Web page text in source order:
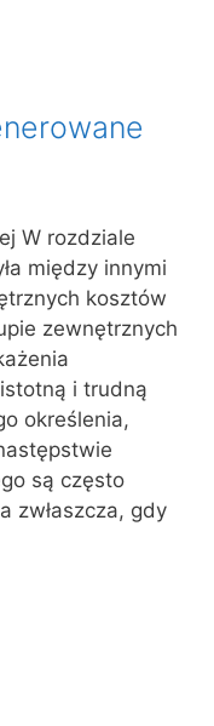
W rozdziale
między innymi
kosztów
zewnętrznych
i trudną
określenia,
są często
zwłaszcza, gdy